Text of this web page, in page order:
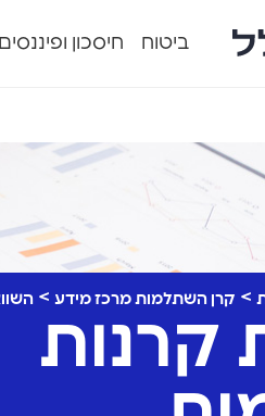
ביטוח חיסכון ופיננסים
קרן השתלמות מרכז מידע
קרנות